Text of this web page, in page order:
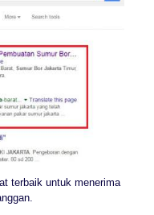
terbaik untuk menerima